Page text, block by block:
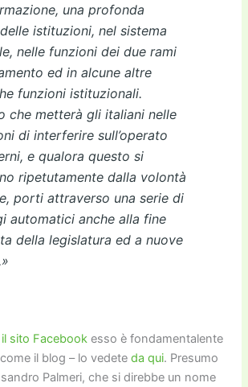
una profonda
istituzioni, nel sistema
nelle funzioni dei due rami
ed in alcune altre
funzioni istituzionali.
che metterà gli italiani nelle
di interferire sull’operato
e qualora questo si
ripetutamente dalla volontà
porti attraverso una serie di
automatici anche alla fine
della legislatura ed a nuove
il sito Facebookesso è fondamentalente
il blog – lo vedete da qui. Presumo
Palmeri, che si direbbe un nome